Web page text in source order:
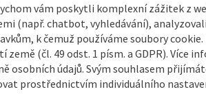
vám poskytli komplexní zážitek z
(např. chatbot, vyhledávání),
k čemuž používáme soubory
země (čl. 49 odst. 1 písm. a GDPR). Více
osobních údajů. Svým souhlasem
prostřednictvím individuálního